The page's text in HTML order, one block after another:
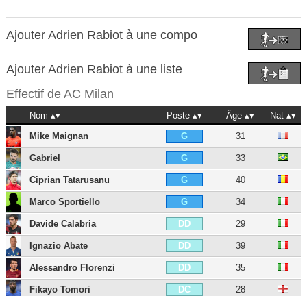
Ajouter Adrien Rabiot à une compo
Ajouter Adrien Rabiot à une liste
Effectif de AC Milan
Nom Poste Âge
Nat
Mike Maignan
G 31
Gabriel G 33
Ciprian Tatarusanu G 40
Marco Sportiello G 34
Davide Calabria DD 29
Ignazio Abate DD 39
Alessandro Florenzi DD 35
Fikayo Tomori DC 28